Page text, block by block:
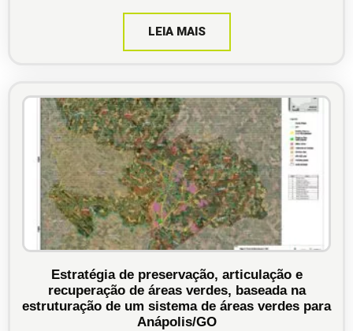
LEIA MAIS
Estratégia de preservação, articulação e
recuperação de áreas verdes, baseada na
estruturação de um sistema de áreas verdes para
Anápolis/GO